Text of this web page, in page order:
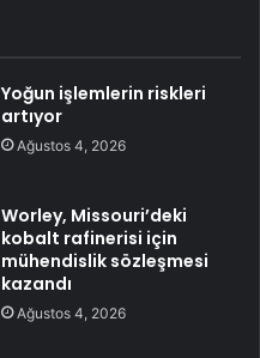
Yoğun işlemlerin riskleri
artıyor
Ağustos 4, 2026
Worley, Missouri’deki
kobalt rafinerisi için
mühendislik sözleşmesi
kazandı
Ağustos 4, 2026